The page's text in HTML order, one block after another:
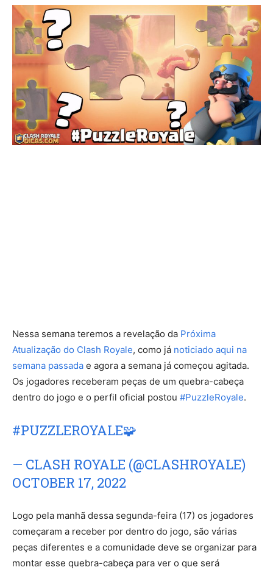
Nessa semana teremos a revelação da Próxima
Atualização do Clash Royale, como já noticiado aqui na
semana passada e agora a semana já começou agitada.
Os jogadores receberam peças de um quebra-cabeça
dentro do jogo e o perfil oficial postou #PuzzleRoyale.
#PUZZLEROYALE🧩
— CLASH ROYALE (@CLASHROYALE)
OCTOBER 17, 2022
Logo pela manhã dessa segunda-feira (17) os jogadores
começaram a receber por dentro do jogo, são várias
peças diferentes e a comunidade deve se organizar para
montar esse quebra-cabeça para ver o que será